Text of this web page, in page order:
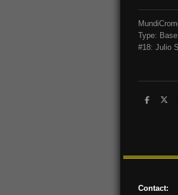
Type:
#18: Julio
D
D
Contact: